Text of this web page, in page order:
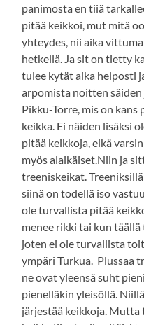
panimosta en tiiä
pitää keikkoi, mut mitä
yhteydes, nii aika
hetkellä. Ja sit on tietty
tulee kytät aika helposti
arpomista noitten säiden
Pikku-Torre, mis on
keikka. Ei näiden lisäksi
pitää keikkoja, eikä
myös alaikäiset.Niin ja
treeniskeikat.
siinä on todellä iso
ole turvallista pitää
menee rikki tai kun
joten ei ole turvallista
ympäri Turkua. Plussaa
ne ovat yleensä suht
pienelläkin yleisöllä.
järjestää keikkoja. Mutta